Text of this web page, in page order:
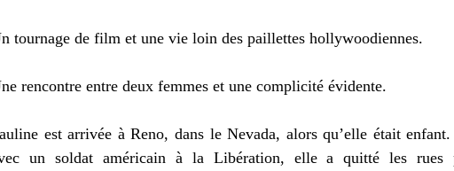
tournage de film et une vie loin des paillettes hollywoodiennes.
rencontre entre deux femmes et une complicité évidente.
est arrivée à Reno, dans le Nevada, alors qu’elle était
un soldat américain à la Libération, elle a quitté les rues